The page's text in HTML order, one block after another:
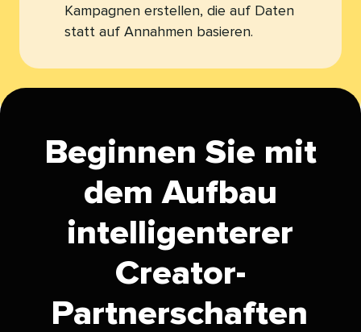
Kampagnen erstellen, die auf Daten
statt auf Annahmen basieren.​​
Beginnen Sie mit
dem Aufbau
intelligenterer
Creator-
Partnerschaften​​